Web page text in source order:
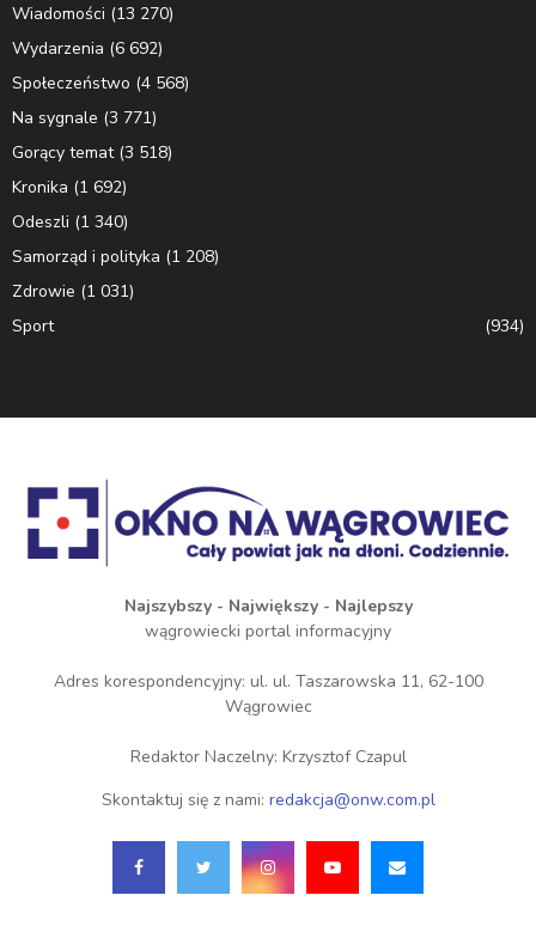
Wiadomości (13 270)
Wydarzenia (6 692)
Społeczeństwo (4 568)
Na sygnale (3 771)
Gorący temat(3 518)
Kronika (1 692)
Odeszli (1 340)
Samorząd i polityka (1 208)
Zdrowie (1 031)
Sport
(934)
Najszybszy - Największy - Najlepszy
wągrowiecki portal informacyjny
Adres korespondencyjny: ul. ul. Taszarowska 11, 62-100
Wągrowiec
Redaktor Naczelny: Krzysztof Czapul
Skontaktuj się z nami: redakcja@onw.com.pl